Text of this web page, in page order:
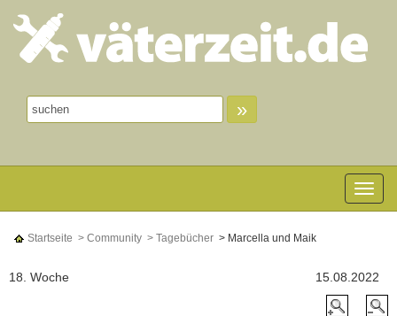
»
Toggle
Startseite > Community > Tagebücher > Marcella und Maik
15.08.2022
18. Woche